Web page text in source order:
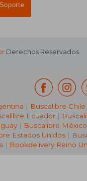
Derechos Reservados.
| Buscalibre Chile
Ecuador |
| Buscalibre México
Estados Unidos|
| Bookdelivery Reino